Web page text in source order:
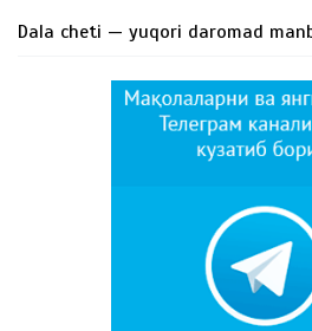
Dala cheti — yuqori daromad